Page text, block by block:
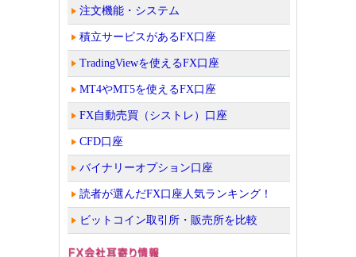
注文機能・システム
積立サービスがあるFX口座
TradingViewを使えるFX口座
MT4やMT5を使えるFX口座
FX自動売買（シストレ）口座
CFD口座
バイナリーオプション口座
読者が選んだFX口座人気ランキング！
ビットコイン取引所・販売所を比較